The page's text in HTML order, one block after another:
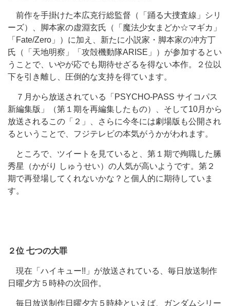
前作を手掛けた本広克行総監督（「踊る大捜査線」シリ
ーズ）、脚本家の虚淵玄氏（「魔法少女まどか☆マギカ」
「Fate/Zero」）に加え、新たに小説家・脚本家の冲方丁
氏（「天地明察」「攻殻機動隊ARISE」）が参加するとい
うことで、いやが応でも期待せざるを得ない本作。２位以
下を引き離し、圧倒的な支持を得ています。
７月から放送されている「PSYCHO-PASS サイコパス
新編集版」（第１期を再編集したもの）、そして10月から
放送されるこの「２」、さらに今冬には劇場版も公開され
るということで、フジテレビの本気がうかがわれます。
ところで、ツイートを見ていると、第１期で殉職した縢
秀星（かがり しゅうせい）の人気が高いようです。第２
期で再登場してくれないかな？と個人的に期待していま
す。
２位 七つの大罪
現在「ハイキュー!!」が放送されている、毎日放送制作
日曜夕方５時枠の次回作。
毎日放送制作日曜夕方５時枠といえば、ガンダムシリー